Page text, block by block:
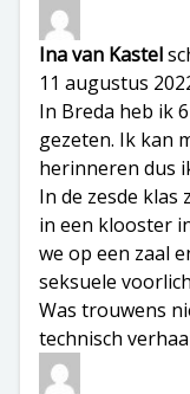
Ina van Kastel
11 augustus
In Breda heb ik
gezeten. Ik kan
herinneren dus
In de zesde klas
in een klooster
we op een zaal
seksuele
Was trouwens
technisch